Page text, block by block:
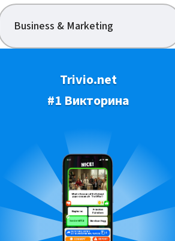
Business & Marketing
Trivio.net
#1 Викторина